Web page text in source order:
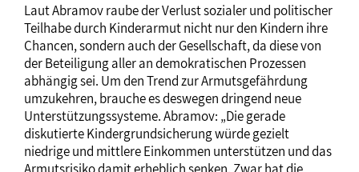
Laut Abramov raube der Verlust sozialer und politischer
Teilhabe durch Kinderarmut nicht nur den Kindern ihre
Chancen, sondern auch der Gesellschaft, da diese von
der Beteiligung aller an demokratischen Prozessen
abhängig sei. Um den Trend zur Armutsgefährdung
umzukehren, brauche es deswegen dringend neue
Unterstützungssysteme. Abramov: „Die gerade
diskutierte Kindergrundsicherung würde gezielt
niedrige und mittlere Einkommen unterstützen und das